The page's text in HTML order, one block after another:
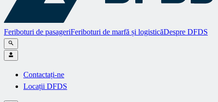
Feriboturi de pasageriFeriboturi de marfă și logisticăDespre DFDS
Contactați-ne
Locații DFDS